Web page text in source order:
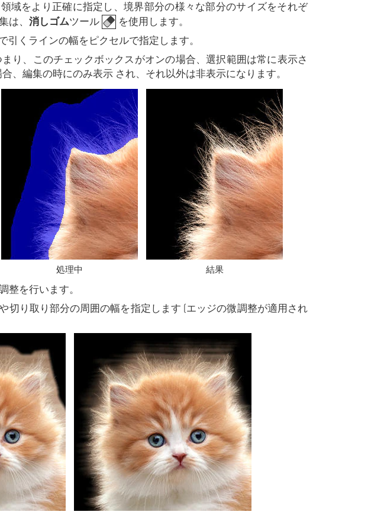
域をより正確に指定し、境界部分の様々な部分のサイズをそれぞ
は、 消しゴムツール
を使用します。
引くラインの幅をピクセルで指定します。
り、このチェックボックスがオンの場合、選択範囲は常に表示さ
、編集の時にのみ表示 され、それ以外は非表示になります。
処理中 結果
整を行います。
切り取り部分の周囲の幅を指定します (エッジの微調整が適用され